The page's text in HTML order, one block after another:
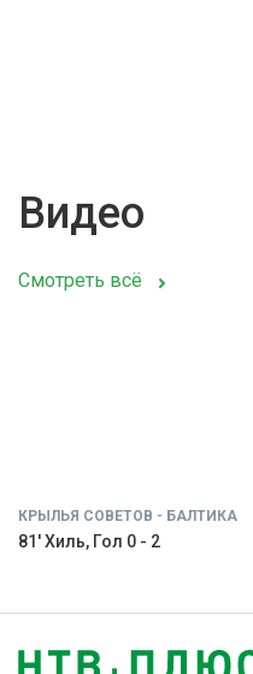
Видео
Смотреть всё
КРЫЛЬЯ СОВЕТОВ - БАЛТИКА
81' Хиль, Гол 0 - 2